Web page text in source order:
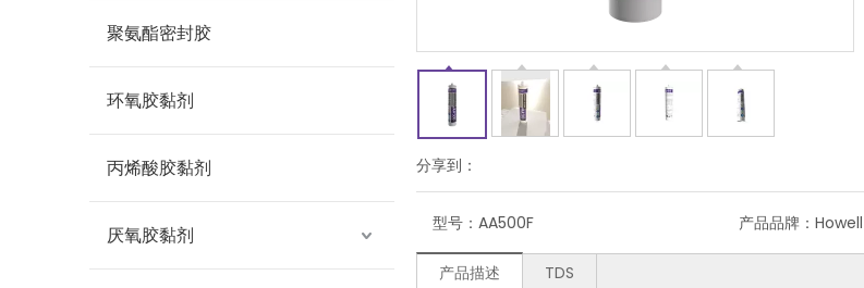
聚氨酯密封胶
环氧胶黏剂
丙烯酸胶黏剂
厌氧胶黏剂
分享到：
型号： AA500F 产品品牌： Howell
产品描述 TDS